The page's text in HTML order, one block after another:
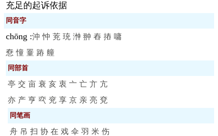
充足的起诉依据
同音字
chōng :沖 忡 茺 珫 浺 翀 舂 摏 嘃
憃 憧 罿 蹖 艟
同部首
亭 交 亩 衰 亥 衷 亠 亡 亣 亢
亦 产 亨 亪 兖 享 京 亲 亮 兗
同笔画
舟 吊 扫 协 在 戏 伞 羽 米 伤